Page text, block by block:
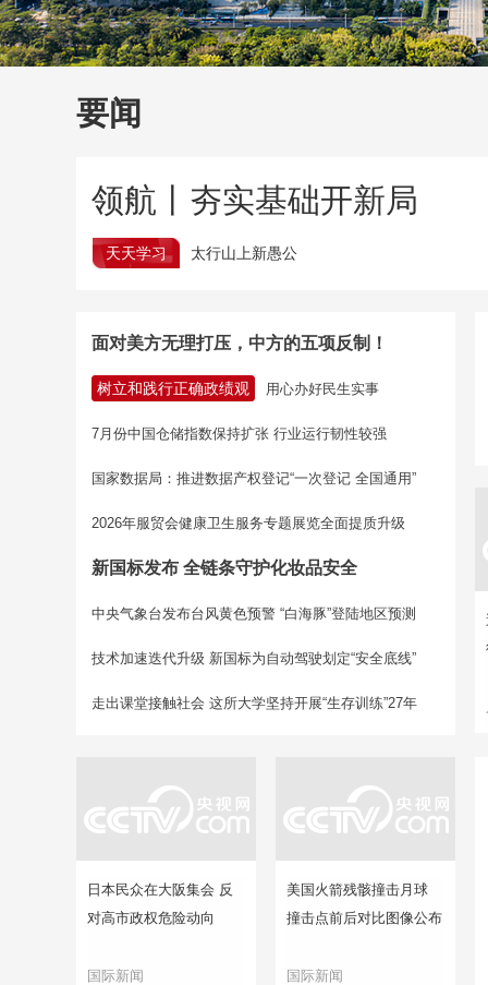
要闻
领航丨夯实基础开新局
天天学习 太行山上新愚公
面对美方无理打压，中方的五项反制！
树立和践行正确政绩观 用心办好民生实事
7月份中国仓储指数保持扩张 行业运行韧性较强
国家数据局：推进数据产权登记“一次登记 全国通用”
2026年服贸会健康卫生服务专题展览全面提质升级
新国标发布 全链条守护化妆品安全
中央气象台发布台风黄色预警 “白海豚”登陆地区预测
技术加速迭代升级 新国标为自动驾驶划定“安全底线”
走出课堂接触社会 这所大学坚持开展“生存训练”27年
日本民众在大阪集会 反
对高市政权危险动向
国际新闻
美国火箭残骸撞击月球
撞击点前后对比图像公布
国际新闻